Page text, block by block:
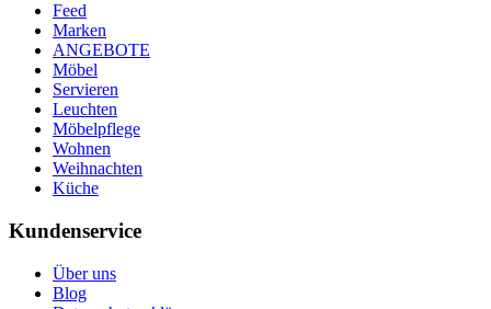
Feed
Marken
ANGEBOTE
Möbel
Servieren
Leuchten
Möbelpflege
Wohnen
Weihnachten
Küche
Kundenservice
Über uns
Blog